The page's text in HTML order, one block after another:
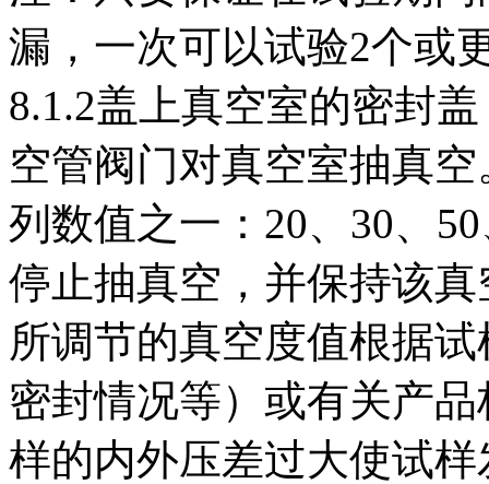
漏，一次可以试验2个或
8.1.2盖上真空室的密封
空管阀门对真空室抽真
列数值之一：20、30、
停止抽真空，并保持该真
所调节的真空度值根据
密封情况等）或有关产
样的内外压差过大使试